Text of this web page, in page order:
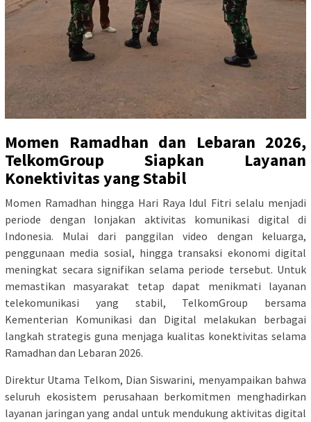
Momen Ramadhan dan Lebaran 2026,
TelkomGroup Siapkan Layanan
Konektivitas yang Stabil
Momen Ramadhan hingga Hari Raya Idul Fitri selalu menjadi
periode dengan lonjakan aktivitas komunikasi digital di
Indonesia. Mulai dari panggilan video dengan keluarga,
penggunaan media sosial, hingga transaksi ekonomi digital
meningkat secara signifikan selama periode tersebut. Untuk
memastikan masyarakat tetap dapat menikmati layanan
telekomunikasi yang stabil, TelkomGroup bersama
Kementerian Komunikasi dan Digital melakukan berbagai
langkah strategis guna menjaga kualitas konektivitas selama
Ramadhan dan Lebaran 2026.
Direktur Utama Telkom, Dian Siswarini, menyampaikan bahwa
seluruh ekosistem perusahaan berkomitmen menghadirkan
layanan jaringan yang andal untuk mendukung aktivitas digital